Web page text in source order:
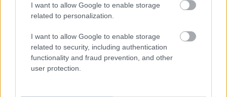
I want to allow Google to enable storage
related to personalization.
I want to allow Google to enable storage
related to security, including authentication
functionality and fraud prevention, and other
user protection.